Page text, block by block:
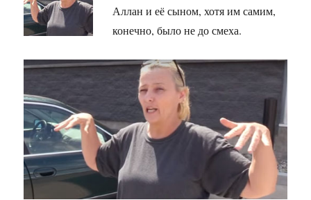
Аллан и её сыном, хотя им самим,
конечно, было не до смеха.